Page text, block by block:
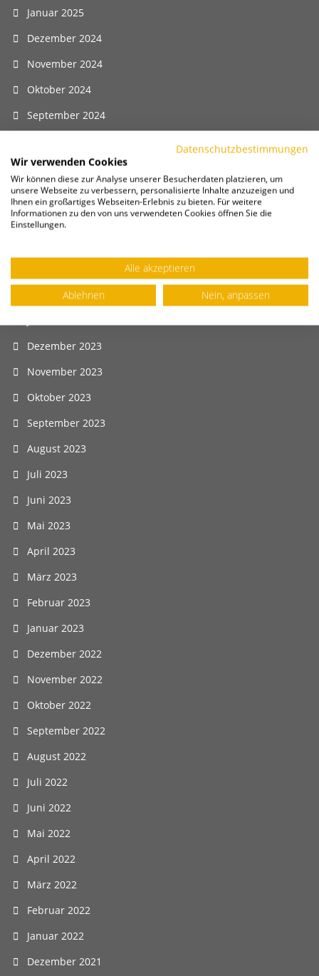
Januar 2025
Dezember 2024
November 2024
Oktober 2024
September 2024
Juli 2024
Juni 2024
Mai 2024
Februar 2024
Dezember 2023
November 2023
Oktober 2023
September 2023
August 2023
Juli 2023
Juni 2023
Mai 2023
April 2023
März 2023
Februar 2023
Januar 2023
Dezember 2022
November 2022
Oktober 2022
September 2022
August 2022
Juli 2022
Juni 2022
Mai 2022
April 2022
März 2022
Februar 2022
Januar 2022
Dezember 2021
Datenschutzbestimmungen
Wir verwenden Cookies
Wir können diese zur Analyse unserer Besucherdaten platzieren, um
unsere Webseite zu verbessern, personalisierte Inhalte anzuzeigen und
Ihnen ein großartiges Webseiten-Erlebnis zu bieten. Für weitere
Informationen zu den von uns verwendeten Cookies öffnen Sie die
Einstellungen.
Alle akzeptieren
Ablehnen
Nein, anpassen